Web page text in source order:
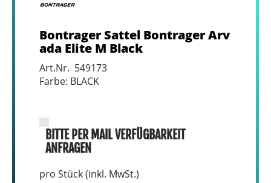
Bontrager Sattel Bontrager Arv
ada Elite M Black
Art.Nr. 549173
Farbe: BLACK
BITTE PER MAIL VERFÜGBARKEIT
ANFRAGEN
pro Stück (inkl. MwSt.)